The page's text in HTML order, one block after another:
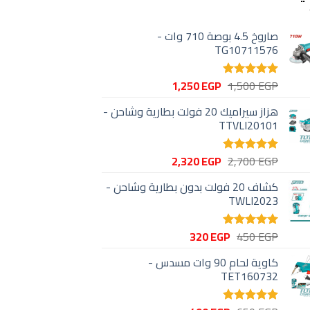
صاروخ 4.5 بوصة 710 وات -
TG10711576
تم التقييم
1,500EGP السعر
هو:
1,500 EGP.
1,250EGP
هو:
هزاز سيراميك 20 فولت بطارية وشاحن -
TTVLI20101
تم التقييم
2,700EGP السعر
هو:
2,320EGP السعر
هو:
كشاف 20 فولت بدون بطارية وشاحن -
TWLI2023
تم التقييم
450EGP السعر
هو:
450 EGP.
320EGP السعر
هو:
كاوية لحام 90 وات مسدس -
TET160732